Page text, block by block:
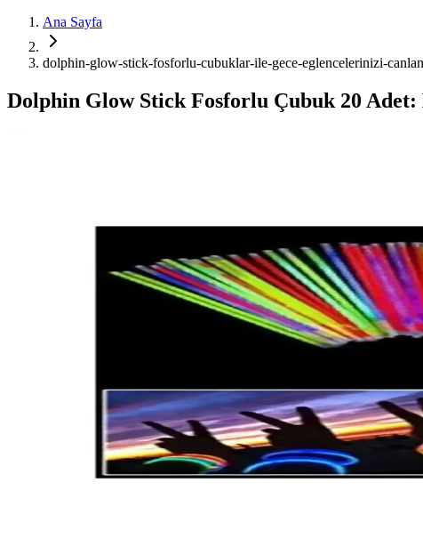
Ana Sayfa
dolphin-glow-stick-fosforlu-cubuklar-ile-gece-eglencelerinizi-
Dolphin Glow Stick Fosforlu Çubuk 20 Adet: